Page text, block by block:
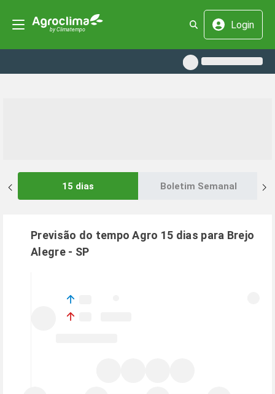
Login
15 dias Boletim Semanal
Previsão do tempo Agro 15 dias para Brejo
Alegre- SP